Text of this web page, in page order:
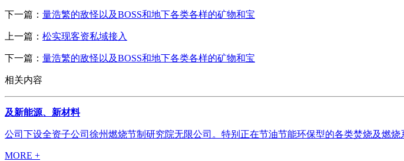
下一篇： 量浩繁的敌怪以及BOSS和地下各类各样的矿物和宝
上一篇： 松实现客资私域接入
下一篇： 量浩繁的敌怪以及BOSS和地下各类各样的矿物和宝
相关内容
及新能源、新材料
公司下设全资子公司徐州燃烧节制研究院无限公司。特别正在节油节能环保型的各类焚烧及燃
MORE +